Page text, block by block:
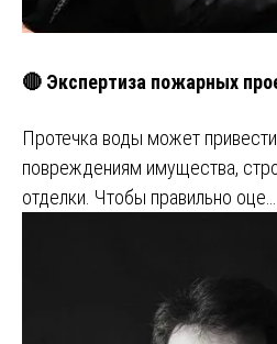
🔴 Экспертиза пожарных
Протечка воды может
повреждениям имущества,
отделки. Чтобы правильно оце…